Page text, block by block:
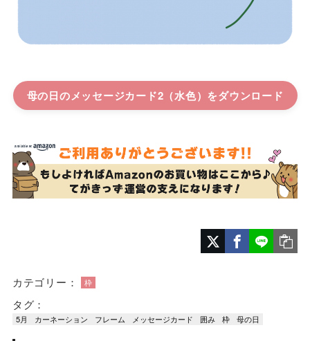
母の日のメッセージカード2（水色）
カテゴリー： 枠
タグ：
5月 カーネーション フレーム メッセージカード 囲み 枠 母の日